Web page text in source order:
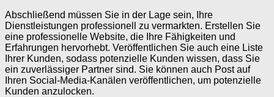
Abschließend müssen Sie in der Lage sein, Ihre
Dienstleistungen professionell zu vermarkten. Erstellen Sie
eine professionelle Website, die Ihre Fähigkeiten und
Erfahrungen hervorhebt. Veröffentlichen Sie auch eine Liste
Ihrer Kunden, sodass potenzielle Kunden wissen, dass Sie
ein zuverlässiger Partner sind. Sie können auch Post auf
Ihren Social-Media-Kanälen veröffentlichen, um potenzielle
Kunden anzulocken.